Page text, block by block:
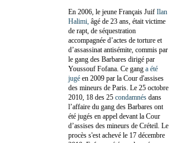
En 2006, le jeune Français Juif Ilan
Halimi, âgé de 23 ans, était victime
de rapt, de séquestration
accompagnée d’actes de torture et
d’assassinat antisémite, commis par
le gang des Barbares dirigé par
Youssouf Fofana. Ce gang a été
jugé en 2009 par la Cour d'assises
des mineurs de Paris. Le 25 octobre
2010, 18 des 25 condamnés dans
l’affaire du gang des Barbares ont
été jugés en appel devant la Cour
d’assises des mineurs de Créteil. Le
procès s'est achevé le 17 décembre